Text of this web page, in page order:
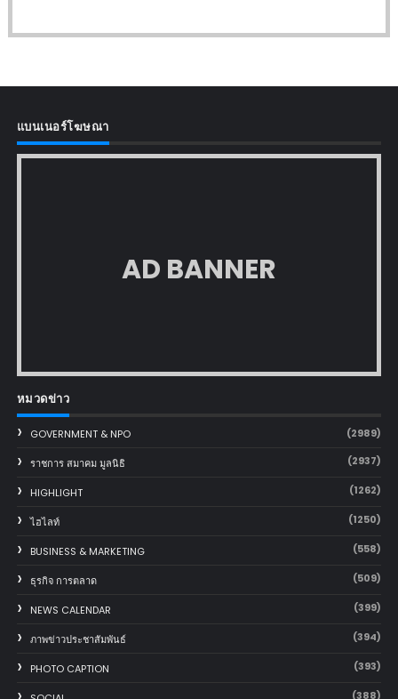
แบนเนอร์โฆษณา
AD BANNER
หมวดข่าว
GOVERNMENT & NPO (2989)
ราชการ สมาคม มูลนิธิ (2937)
HIGHLIGHT (1262)
ไฮไลท์ (1250)
BUSINESS & MARKETING (558)
ธุรกิจ การตลาด (509)
NEWS CALENDAR (399)
ภาพข่าวประชาสัมพันธ์ (394)
PHOTO CAPTION (393)
(388)